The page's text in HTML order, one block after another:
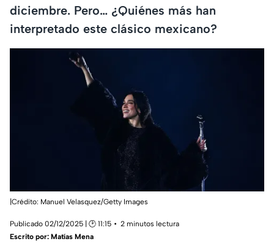
diciembre. Pero… ¿Quiénes más han
interpretado este clásico mexicano?
|Crédito: Manuel Velasquez/Getty Images
Publicado 02/12/2025 | 🕑 11:15
2 minutos lectura
Escrito por: Matías Mena